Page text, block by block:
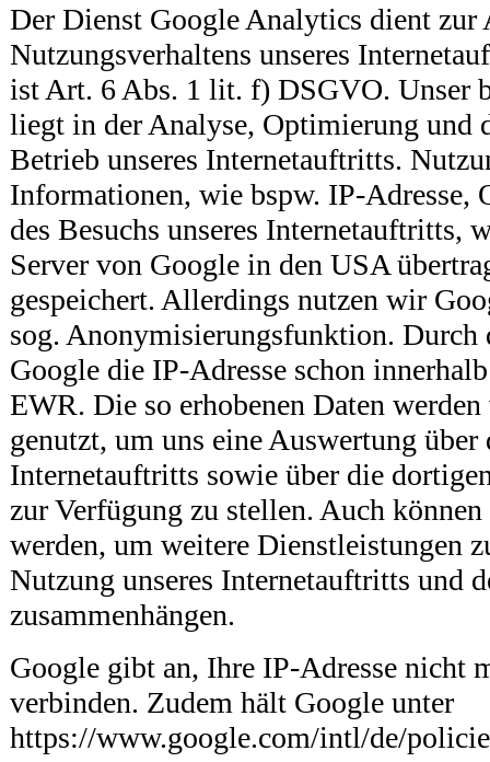
Der Dienst Google Analytics dient zur
Nutzungsverhaltens unseres
ist Art. 6 Abs. 1 lit. f) DSGVO. Unser
liegt in der Analyse, Optimierung und
Betrieb unseres Internetauftritts.
Informationen, wie bspw. IP-Adresse,
des Besuchs unseres Internetauftritts,
Server von Google in den USA
gespeichert. Allerdings nutzen wir
sog. Anonymisierungsfunktion. Durch
Google die IP-Adresse schon
EWR. Die so erhobenen Daten
genutzt, um uns eine Auswertung über
Internetauftritts sowie über die
zur Verfügung zu stellen. Auch
werden, um weitere Dienstleistungen
Nutzung unseres Internetauftritts und
zusammenhängen.
Google gibt an, Ihre IP-Adresse nicht
verbinden. Zudem hält Google unter
https://www.google.com/intl/de/